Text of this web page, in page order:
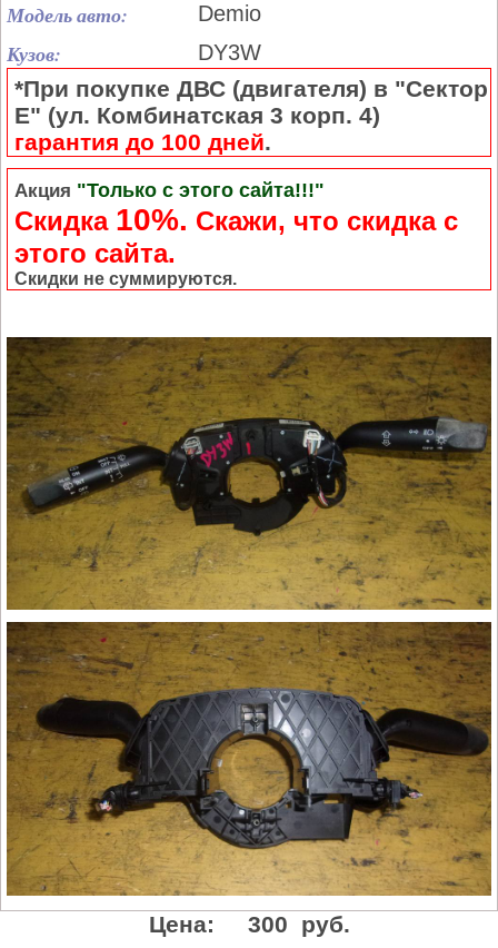
Модель авто: Demio
Кузов: DY3W
*При покупке ДВС (двигателя) в "Сектор
Е" (ул. Комбинатская 3 корп. 4)
гарантия до 100 дней.
Акция "Только с этого сайта!!!"
Скидка 10%. Cкажи, что скидка с
этого сайта.
Скидки не суммируются.
Цена: 300 руб.